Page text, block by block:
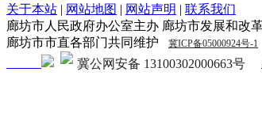
关于本站 | 网站地图 | 网站声明 | 联系我们
廊坊市人民政府办公室主办 廊坊市发展和改
廊坊市市直各部门共同维护
冀ICP备05000924号-1
冀公网安备 13100302000663号